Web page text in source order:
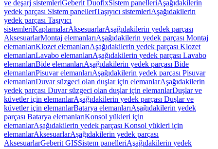
ve deşarj sistemleriGeberit DuofixSistem panelleriAşağıdakilerin
yedek parçası Sistem panelleriTaşıyıcı sistemleriAşağıdakilerin
yedek parçası Taşıyıcı
sistemleriKaplamalarAksesuarlarAşağıdakilerin yedek parçası
AksesuarlarMontaj elemanlarıAşağıdakilerin yedek parçası Montaj
elemanlarıKlozet elemanlarıAşağıdakilerin yedek parçası Klozet
elemanlarıLavabo elemanlarıAşağıdakilerin yedek parçası Lavabo
elemanlarıBide elemanlarıAşağıdakilerin yedek parçası Bide
elemanlarıPisuvar elemanlarıAşağıdakilerin yedek parçası Pisuvar
elemanlarıDuvar süzgeci olan duşlar için elemanlarAşağıdakilerin
yedek parçası Duvar süzgeci olan duşlar için elemanlarDuşlar ve
küvetler için elemanlarAşağıdakilerin yedek parçası Duşlar ve
küvetler için elemanlarBatarya elemanlarıAşağıdakilerin yedek
parçası Batarya elemanlarıKonsol yükleri için
elemanlarAşağıdakilerin yedek parçası Konsol yükleri için
elemanlarAksesuarlarAşağıdakilerin yedek parçası
AksesuarlarGeberit GISSistem panelleriAşağıdakilerin yedek